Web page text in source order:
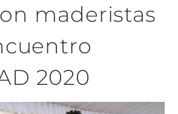
maderistas
2020